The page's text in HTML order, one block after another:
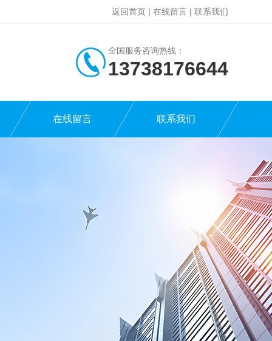
返回首页 | 在线留言 | 联系我们
全国服务咨询热线：
13738176644
在线留言 联系我们